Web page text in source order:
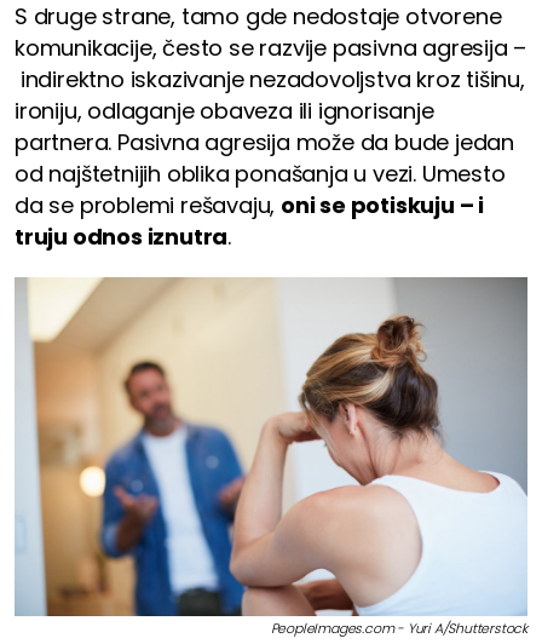
S druge strane, tamo gde nedostaje otvorene
komunikacije, često se razvije pasivna agresija –
indirektno iskazivanje nezadovoljstva kroz tišinu,
ironiju, odlaganje obaveza ili ignorisanje
partnera. Pasivna agresija može da bude jedan
od najštetnijih oblika ponašanja u vezi. Umesto
da se problemi rešavaju, oni se potiskuju – i
truju odnos iznutra.
PeopleImages.com - Yuri A/Shutterstock